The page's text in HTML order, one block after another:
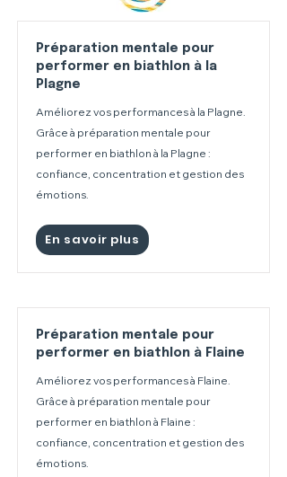
Préparation mentale pour
performer en biathlon à la
Plagne
Améliorez vos performances à la Plagne.
Grâce à préparation mentale pour
performer en biathlon à la Plagne :
confiance, concentration et gestion des
émotions.
En savoir plus
Préparation mentale pour
performer en biathlon à Flaine
Améliorez vos performances à Flaine.
Grâce à préparation mentale pour
performer en biathlon à Flaine :
confiance, concentration et gestion des
émotions.